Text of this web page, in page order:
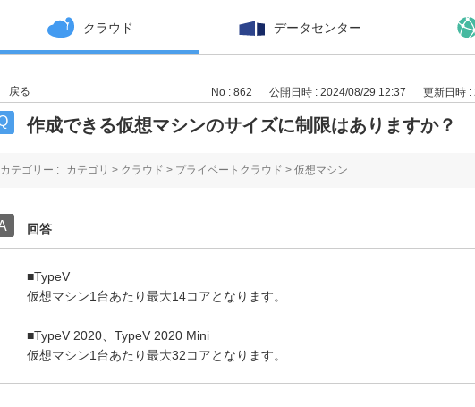
クラウド データセンター
戻る No : 862 公開日時 : 2024/08/29 12:37 更新日時
作成できる仮想マシンのサイズに制限はありますか？
カテゴリー : カテゴリ > クラウド > プライベートクラウド > 仮想マシン
回答
■TypeV
仮想マシン1台あたり最大14コアとなります。
■TypeV 2020、TypeV 2020 Mini
仮想マシン1台あたり最大32コアとなります。